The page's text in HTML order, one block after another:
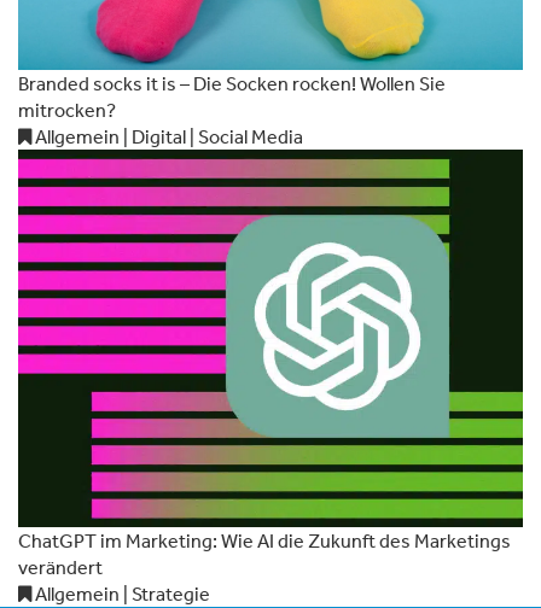
Branded socks it is – Die Socken rocken! Wollen Sie
mitrocken?
Allgemein | Digital | Social Media
ChatGPT im Marketing: Wie AI die Zukunft des Marketings
verändert
Allgemein | Strategie